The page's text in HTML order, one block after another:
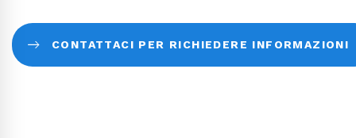
CONTATTACI PER RICHIEDERE INFORMAZIONI